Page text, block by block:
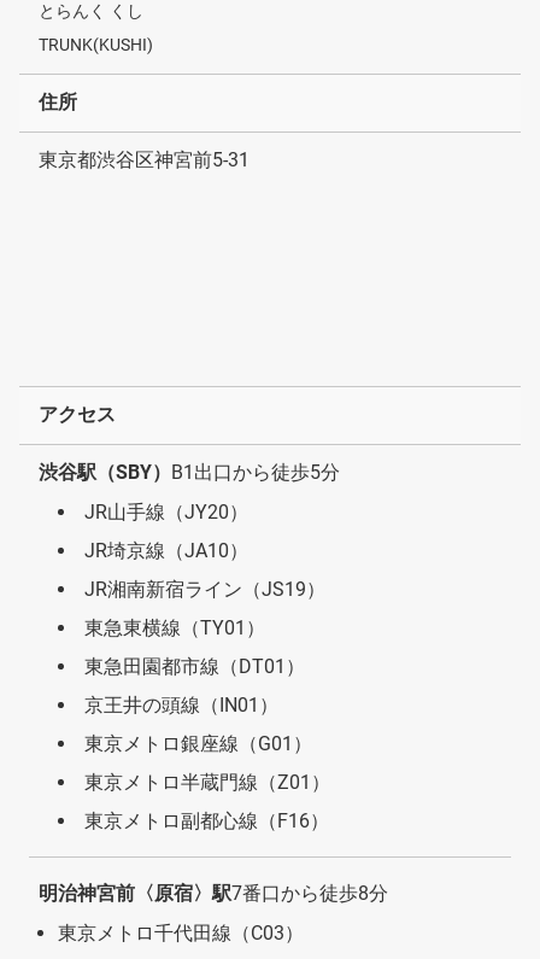
とらんく くし
TRUNK(KUSHI)
住所
東京都渋谷区神宮前5-31
アクセス
渋谷駅（SBY） B1出口から徒歩5分
JR山手線（JY20）
JR埼京線（JA10）
JR湘南新宿ライン（JS19）
東急東横線（TY01）
東急田園都市線（DT01）
京王井の頭線（IN01）
東京メトロ銀座線（G01）
東京メトロ半蔵門線（Z01）
東京メトロ副都心線（F16）
明治神宮前〈原宿〉駅7番口から徒歩8分
東京メトロ千代田線（C03）